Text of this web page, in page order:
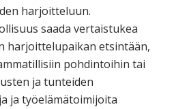
harjoitteluun.
saada vertaistukea
harjoittelupaikan etsintään,
pohdintoihin tai
ja tunteiden
ja työelämätoimijoita